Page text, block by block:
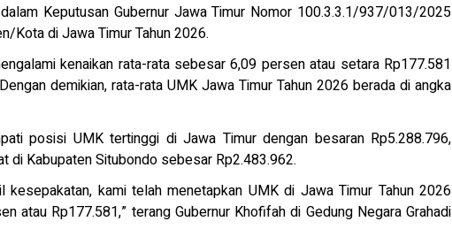
Keputusan Gubernur Jawa Timur Nomor 100.3.3.1/937/013/2025
Kota di Jawa Timur Tahun 2026.
kenaikan rata-rata sebesar 6,09 persen atau setara Rp177.581
demikian, rata-rata UMK Jawa Timur Tahun 2026 berada di angka
posisi UMK tertinggi di Jawa Timur dengan besaran Rp5.288.796,
di Kabupaten Situbondo sebesar Rp2.483.962.
kesepakatan, kami telah menetapkan UMK di Jawa Timur Tahun 2026
atau Rp177.581,” terang Gubernur Khofifah di Gedung Negara Grahadi